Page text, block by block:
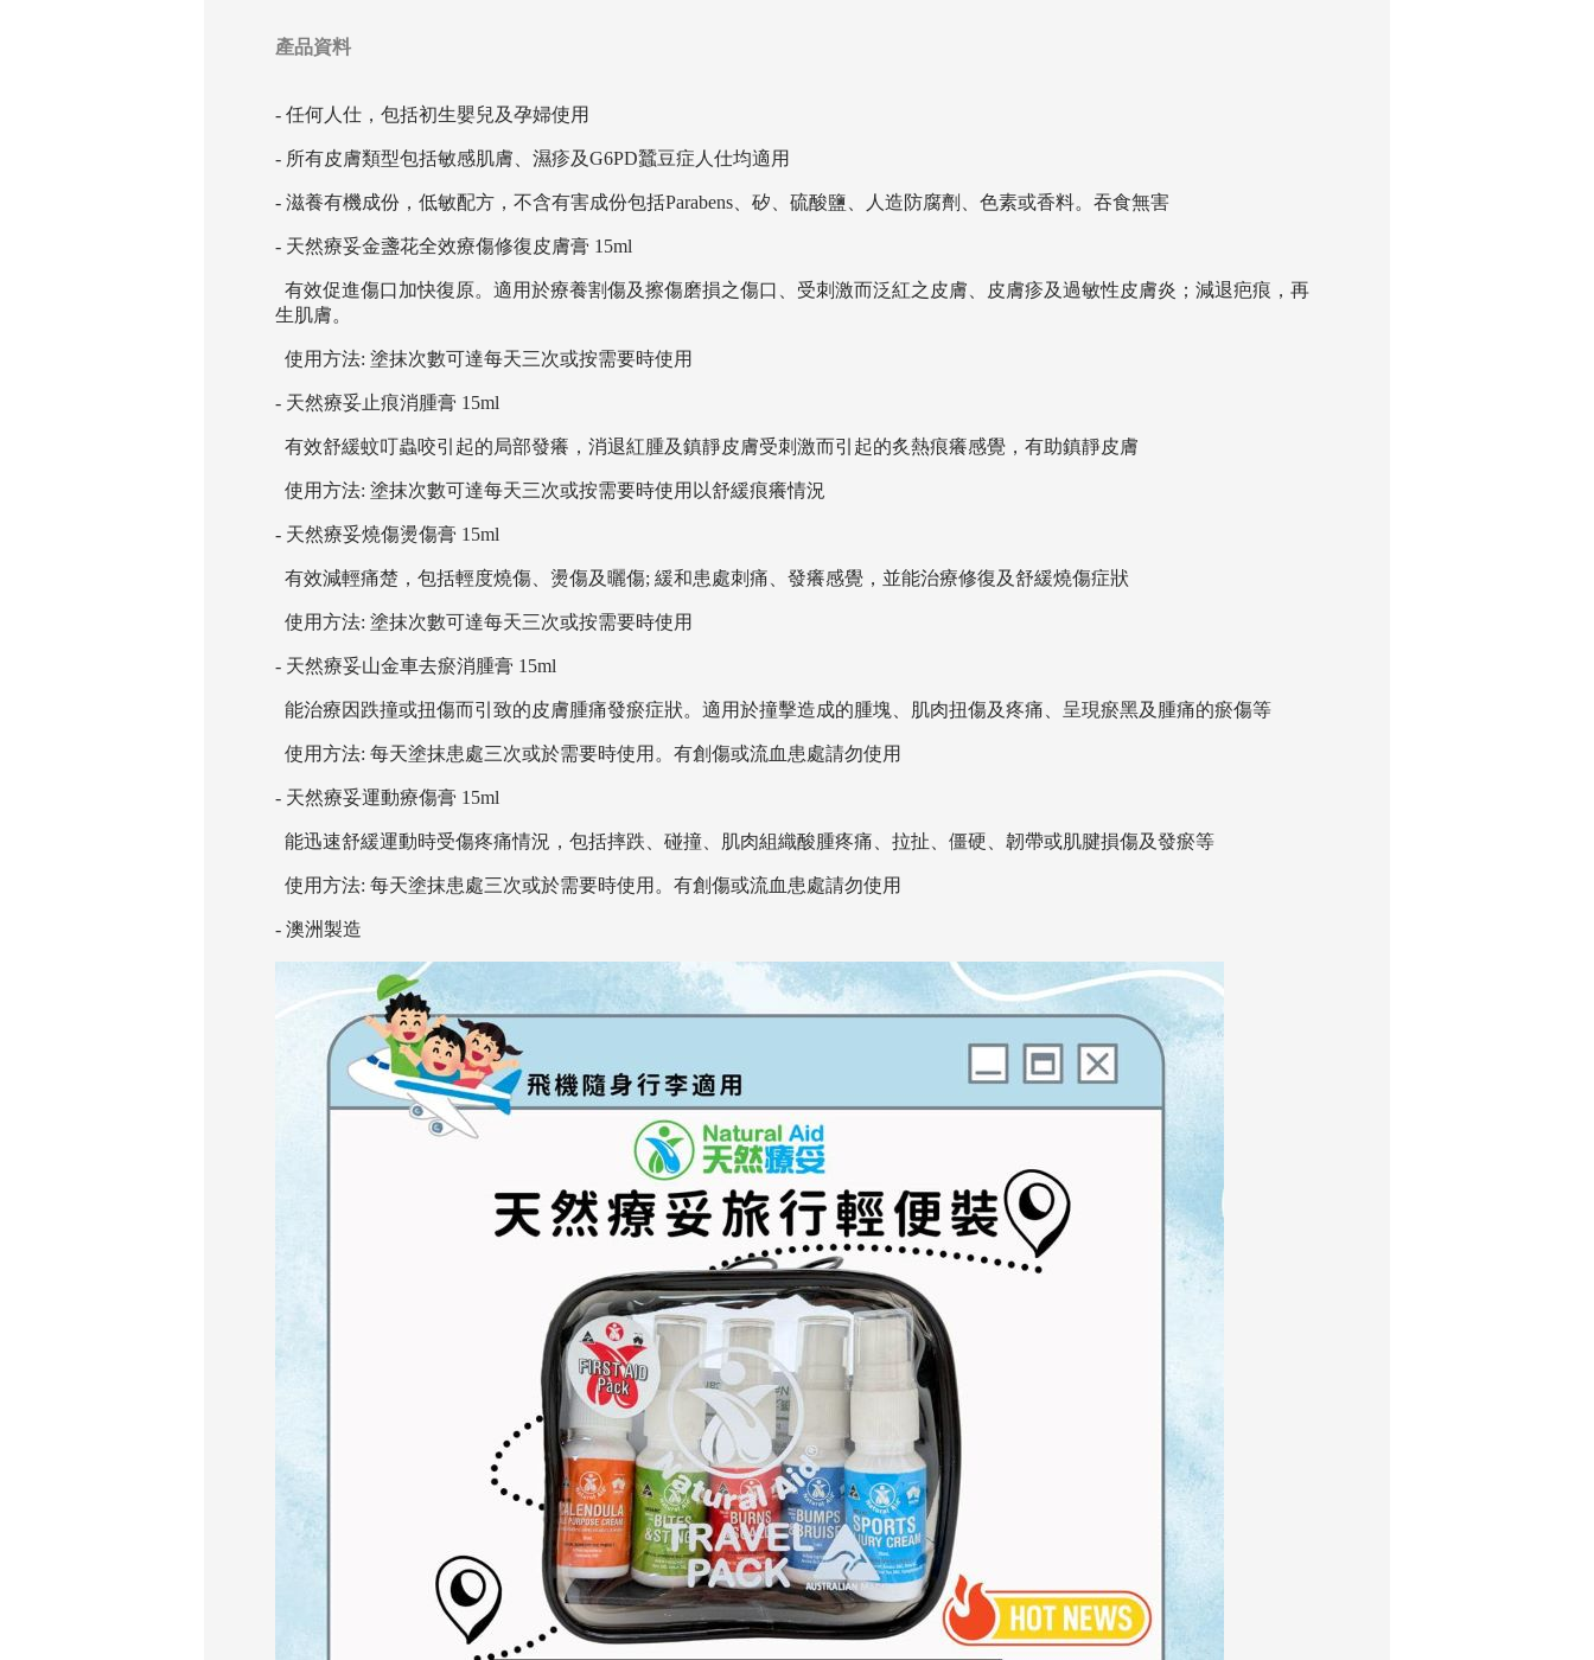
產品資料
- 任何人仕，包括初生嬰兒及孕婦使用
- 所有皮膚類型包括敏感肌膚、濕疹及G6PD蠶豆症人仕均適用
- 滋養有機成份，低敏配方，不含有害成份包括Parabens、矽、硫酸鹽、人造防腐劑、色素或香料。吞食無害
- 天然療妥金盞花全效療傷修復皮膚膏 15ml
有效促進傷口加快復原。適用於療養割傷及擦傷磨損之傷口、受刺激而泛紅之皮膚、皮膚疹及過敏性皮膚炎；減退疤痕，再
生肌膚。
使用方法: 塗抹次數可達每天三次或按需要時使用
- 天然療妥止痕消腫膏 15ml
有效舒緩蚊叮蟲咬引起的局部發癢，消退紅腫及鎮靜皮膚受刺激而引起的炙熱痕癢感覺，有助鎮靜皮膚
使用方法: 塗抹次數可達每天三次或按需要時使用以舒緩痕癢情況
- 天然療妥燒傷燙傷膏 15ml
有效減輕痛楚，包括輕度燒傷、燙傷及曬傷; 緩和患處刺痛、發癢感覺，並能治療修復及舒緩燒傷症狀
使用方法: 塗抹次數可達每天三次或按需要時使用
- 天然療妥山金車去瘀消腫膏 15ml
能治療因跌撞或扭傷而引致的皮膚腫痛發瘀症狀。適用於撞擊造成的腫塊、肌肉扭傷及疼痛、呈現瘀黑及腫痛的瘀傷等
使用方法: 每天塗抹患處三次或於需要時使用。有創傷或流血患處請勿使用
- 天然療妥運動療傷膏 15ml
能迅速舒緩運動時受傷疼痛情況，包括摔跌、碰撞、肌肉組織酸腫疼痛、拉扯、僵硬、韌帶或肌腱損傷及發瘀等
使用方法: 每天塗抹患處三次或於需要時使用。有創傷或流血患處請勿使用
- 澳洲製造